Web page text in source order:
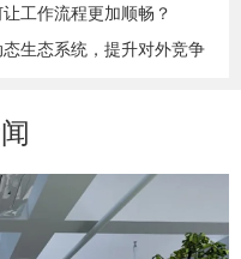
工作流程更加顺畅？
生态系统，提升对外竞争